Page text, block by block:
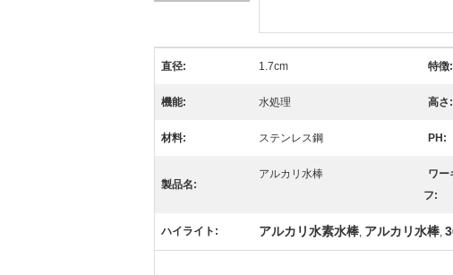
直径: 1.7cm 特徴:
機能: 水処理 高さ:
材料: ステンレス鋼 PH:
製品名:
アルカリ水棒
ワー
フ:
ハイライト: アルカリ水素水棒, アルカリ水棒,